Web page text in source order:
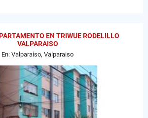
EN TRIWUE RODELILLO
VALPARAISO
En: Valparaíso, Valparaiso